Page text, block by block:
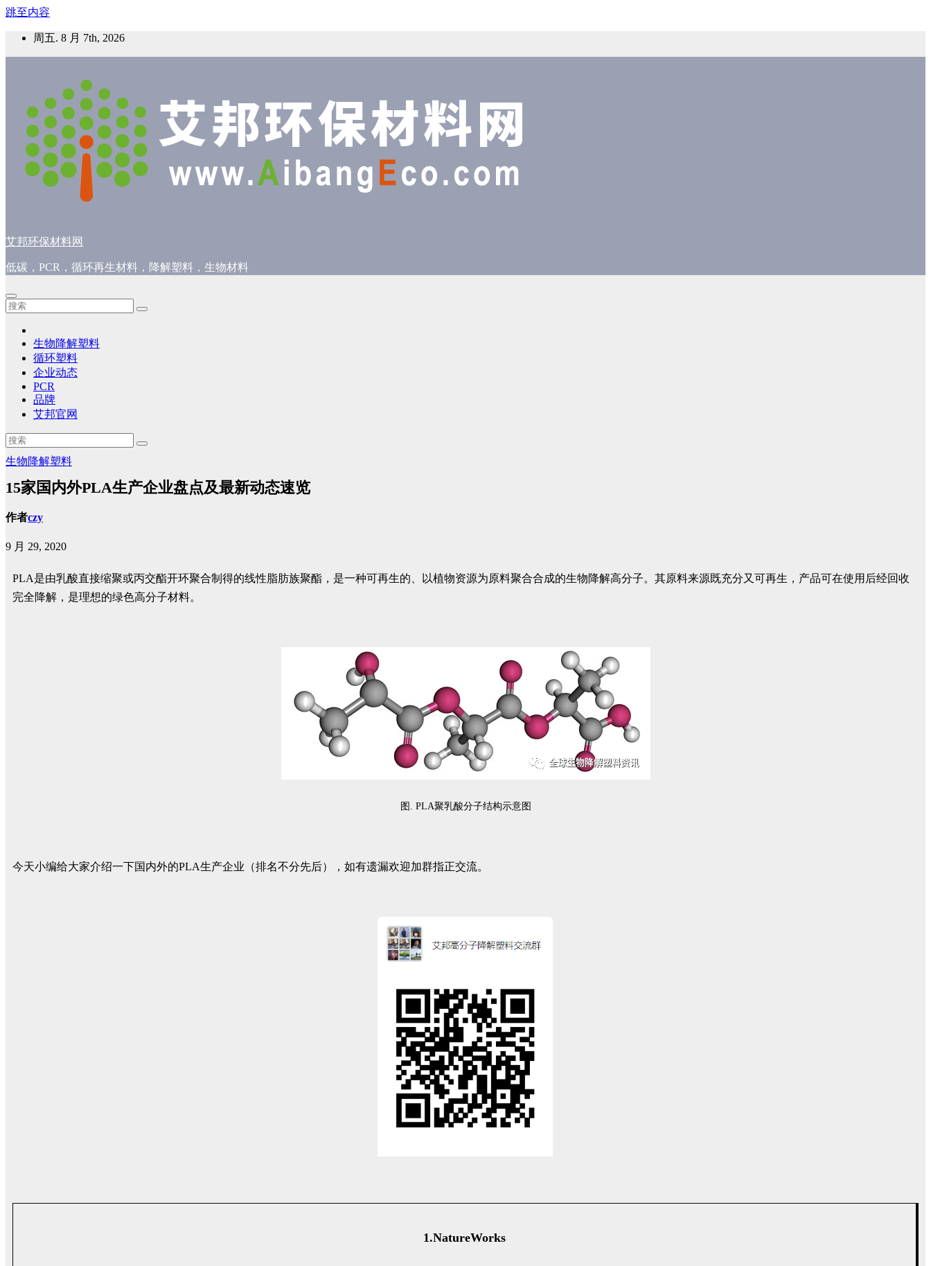
跳至内容
周五. 8 月 7th, 2026
艾邦环保材料网
低碳，PCR，循环再生材料，降解塑料，生物材料
生物降解塑料
循环塑料
企业动态
PCR
品牌
艾邦官网
生物降解塑料
15家国内外PLA生产企业盘点及最新动态速览
作者czy
9 月 29, 2020
PLA是由乳酸直接缩聚或丙交酯开环聚合制得的线性脂肪族聚酯，是一种可再生的、以植物资源为原料聚合合成的生物降解高分子。其原料来源既充分又可再生，产品可在使用后经回收
完全降解，是理想的绿色高分子材料。
图. PLA聚乳酸分子结构示意图
今天小编给大家介绍一下国内外的PLA生产企业（排名不分先后），如有遗漏欢迎加群指正交流。
1.NatureWorks